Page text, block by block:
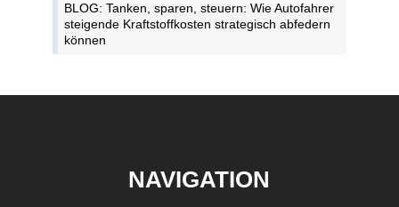
BLOG: Tanken, sparen, steuern: Wie Autofahrer
steigende Kraftstoffkosten strategisch abfedern
können
NAVIGATION